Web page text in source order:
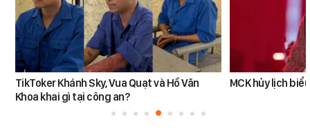
TikToker Khánh Sky, Vua Quạt và Hồ Văn
Khoa khai gì tại công an?
MCK hủy lịch